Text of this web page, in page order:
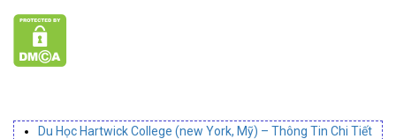
Du Học Hartwick College (new York, Mỹ) – Thông Tin Chi Tiết